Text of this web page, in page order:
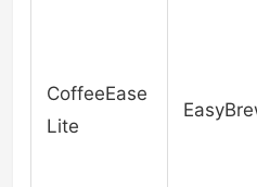
CoffeeEase
Lite